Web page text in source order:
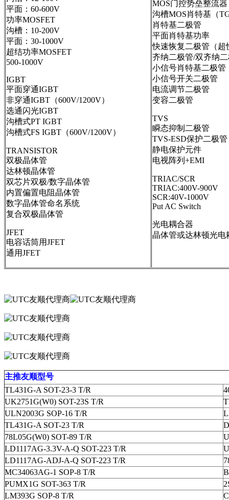
平面：60-600V
功率MOSFET
沟槽：10-200V
平面：30-1000V
超结功率MOSFET
500-1000V
IGBT
平面穿通IGBT
非穿通IGBT（600V/1200V）
选通闪光IGBT
沟槽式PT IGBT
沟槽式FS IGBT（600V/1200V）
TRANSISTOR
双极晶体管
达林顿晶体管
双芯片双极/数字晶体管
内置偏置电阻晶体管
数字晶体管命名系统
复合双极晶体管
JFET
电容话筒用JFET
通用JFET
MOS门控势垒整流
沟槽MOS肖特基（
肖特基二极管
平面肖特基功率
快速恢复二极管（超
齐纳二极管/双齐纳
小信号肖特基二极管
小信号开关二极管
电流调节二极管
变容二极管
TVS
瞬态抑制二极管
TVS-ESD保护二极管
静电保护元件
电视阵列+EMI
TRIAC/SCR
TRIAC:400V-900V
SCR:40V-1000V
Put AC Switch
光电耦合器
晶体管或达林顿光电
主推友顺型号
TL431G-A SOT-23-3 T/R
UK2751G(W0) SOT-23S T/R
ULN2003G SOP-16 T/R
TL431G-A SOT-23 T/R
78L05G(W0) SOT-89 T/R
LD1117AG-3.3V-A-Q SOT-223 T/R
LD1117AG-ADJ-A-Q SOT-223 T/R
MC34063AG-1 SOP-8 T/R
PUMX1G SOT-363 T/R
LM393G SOP-8 T/R